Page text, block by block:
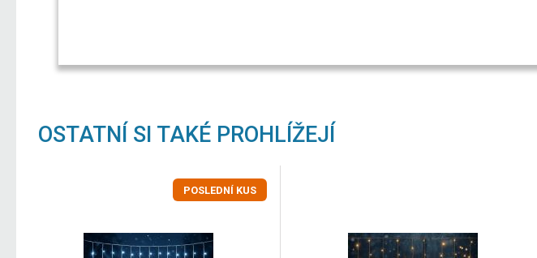
OSTATNÍ SI TAKÉ PROHLÍŽEJÍ
POSLEDNÍ KUS